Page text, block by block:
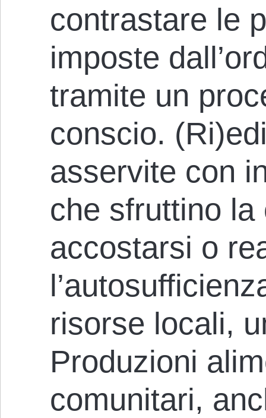
contrastare le
imposte
tramite un
conscio.
asservite con
che sfruttino la
accostarsi o
risorse locali,
Produzioni
comunitari,